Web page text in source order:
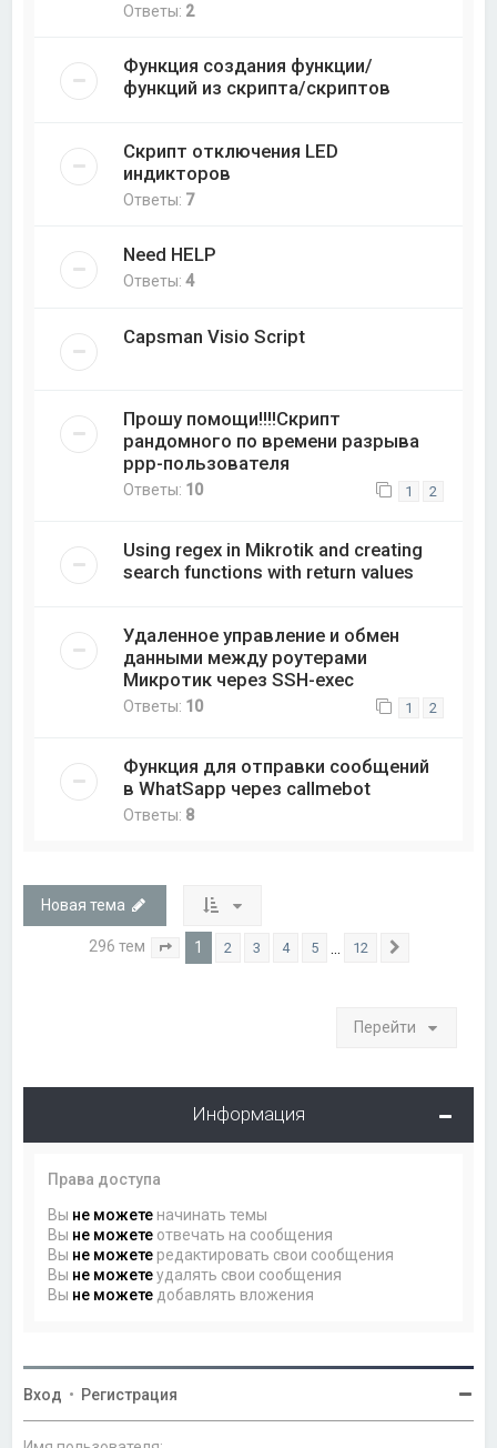
Ответы: 2
Функция создания функции/
функций из скрипта/скриптов
Скрипт отключения LED
индикторов
Ответы: 7
Need HELP
Ответы:4
Capsman Visio Script
Прошу помощи!!!!Скрипт
рандомного по времени разрыва
ppp-пользователя
Ответы: 10 1 2
Using regex in Mikrotik and creating
search functions with return values
Удаленное управление и обмен
данными между роутерами
Микротик через SSH-exec
Ответы: 10 1 2
Функция для отправки сообщений
в WhatSapp через callmebot
Ответы: 8
Новая тема
296 тем Страница из 12
1 2 3 4 5 12
Перейти
Информация
Права доступа
Вы не можете начинать темы
Вы не можете отвечать на сообщения
Вы не можете редактировать свои сообщения
Вы не можетеудалять свои сообщения
Вы не можете добавлять вложения
Вход • Регистрация